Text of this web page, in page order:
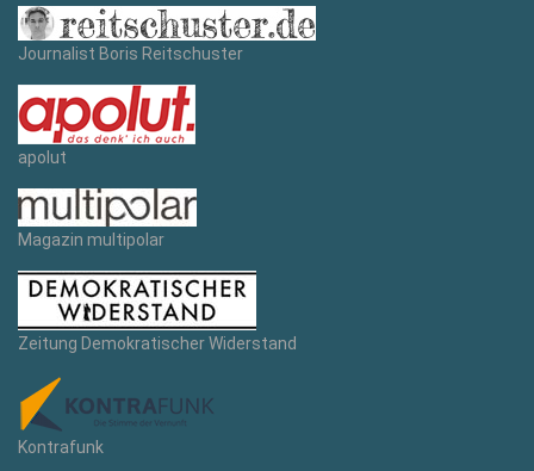
Journalist Boris Reitschuster
apolut
Magazin multipolar
Zeitung Demokratischer Widerstand
Kontrafunk